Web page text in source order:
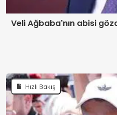
Veli Ağbaba'nın abisi
Hızlı Bakış